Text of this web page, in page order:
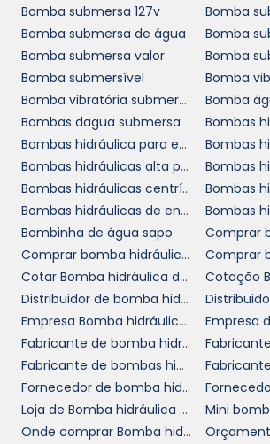
Asbombas pressurizadoras
um papel indispensável em
desde a construção civil
alimentícia. No setor residencial,
são amplamente utilizadas
pressão adequada em
aquecimento de água,
abastecimento de
consumo. Isso melhora a
dos moradores e
construções.
No âmbito industrial, a
bombas é ainda mais crítica.
em processos que exigem a
de água em grande
sistemas de resfriamento e
equipamentos. Sem uma
de alta performance, a
indústria pode ser severamente
Bomba submersa 127v
Bomba
Bomba submersa de água
Bomba
Bomba submersa valor
Bomba submersível
Bomba
Bomba vibratória submersa
Bomba
Bombas dagua submersa
Bombas hidráulica para empilhadeira
Bombas
Bombas hidráulicas alta pressão
Bombas hidráulicas centrífugas comprar
Bombas hidráulicas de engrenagens em SP
Bombas
Bombinha de água sapo
Comprar
Comprar bomba hidráulica em SP
Comprar
Cotar Bomba hidráulica de pistão
Distribuidor de bomba hidráulica axial
Empresa Bomba hidráulica de pistão
Fabricante de bomba hidráulica
Fabricante de bombas hidráulicas alta pressão
Fornecedor de bomba hidráulica
Loja de Bomba hidráulica de pistão
Mini
Onde comprar Bomba hidráulica de pistão